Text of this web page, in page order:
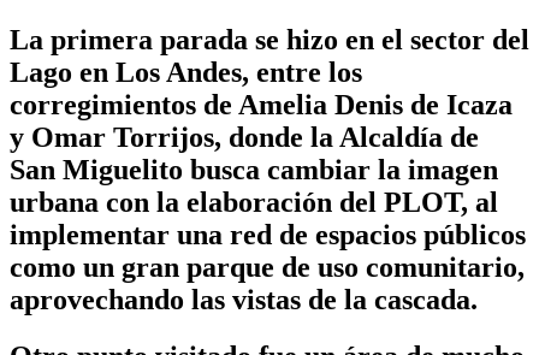
La primera parada se hizo en el sector del
Lago en Los Andes, entre los
corregimientos de Amelia Denis de Icaza
y Omar Torrijos, donde la Alcaldía de
San Miguelito busca cambiar la imagen
urbana con la elaboración del PLOT, al
implementar una red de espacios públicos
como un gran parque de uso comunitario,
aprovechando las vistas de la cascada.